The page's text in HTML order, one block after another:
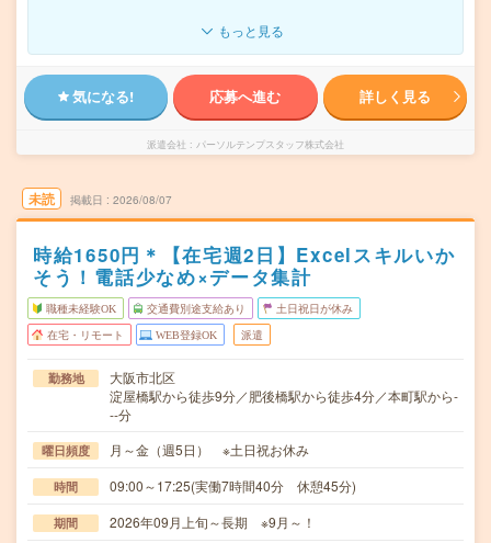
もっと見る
気になる! 応募へ進む 詳しく見る
派遣会社 パーソルテンプスタッフ株式会社
未読 掲載日 2026/08/07
時給1650円＊【在宅週2日】Excelスキルいか
そう！電話少なめ×データ集計
職種未経験OK 交通費別途支給あり 土日祝日が休み
在宅・リモート WEB登録OK 派遣
勤務地
大阪市北区
淀屋橋駅から徒歩9分／肥後橋駅から徒歩4分／本町駅から-
--分
曜日頻度 月～金（週5日） ※土日祝お休み
時間 09:00～17:25(実働7時間40分 休憩45分)
期間 2026年09月上旬～長期 ※9月～！